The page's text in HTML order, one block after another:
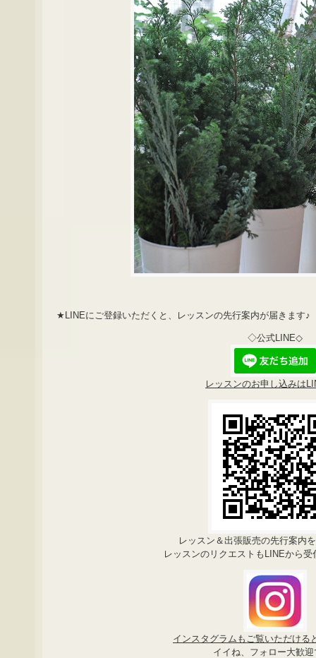
★LINEにご登録いただくと、レッスンの先行案内が届きます♪
◇公式LINE◇
レッスンのお申し込みは
レッスン＆出張販売の先行案内
レッスンのリクエストもLINEから
インスタグラムもご覧いただける
イイね、フォロー大歓迎